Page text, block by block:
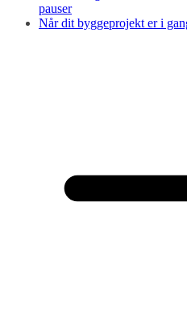
pauser
Når dit byggeprojekt er i